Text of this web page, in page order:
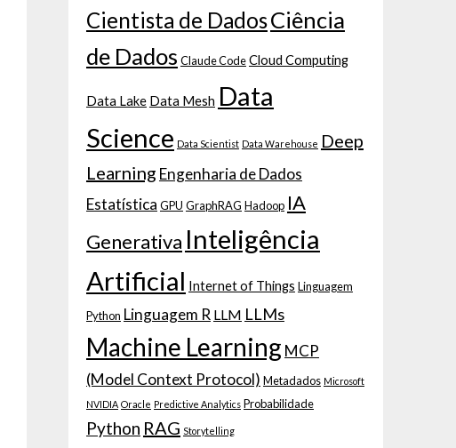
Cientista de DadosCiência
de Dados Claude CodeCloud Computing
Data Lake Data Mesh Data
Science Data Scientist Data Warehouse Deep
Learning Engenharia de Dados
Estatística GPU GraphRAG Hadoop IA
Generativa Inteligência
Artificial Internet of Things Linguagem
Python Linguagem R LLM LLMs
Machine Learning MCP
(Model Context Protocol) Metadados Microsoft
NVIDIA Oracle Predictive Analytics Probabilidade
Python RAG Storytelling